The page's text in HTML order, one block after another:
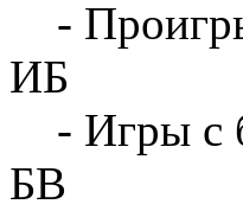
-
ИБ
- Игры с
БВ